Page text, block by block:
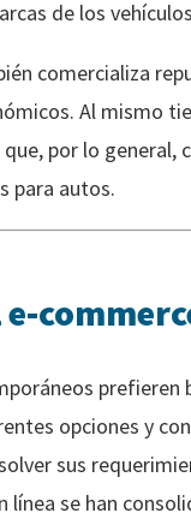
de los
comercializa
Al mismo
que, por lo general,
para autos.
prefieren
opciones y
sus
línea se han